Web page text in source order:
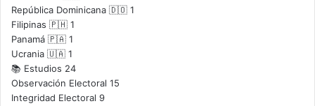
República Dominicana 🇩🇴 1
Filipinas 🇵🇭 1
Panamá 🇵🇦 1
Ucrania 🇺🇦 1
📚 Estudios 24
Observación Electoral 15
Integridad Electoral 9